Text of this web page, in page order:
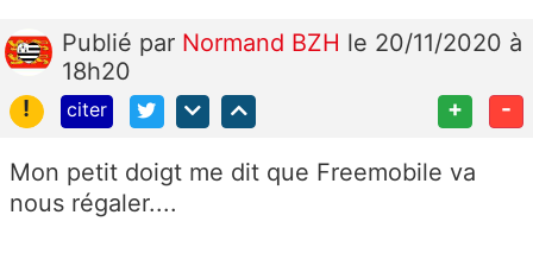
Publié par Normand BZH le 20/11/2020 à
18h20
!
citer + -
Mon petit doigt me dit que Freemobile va
nous régaler....